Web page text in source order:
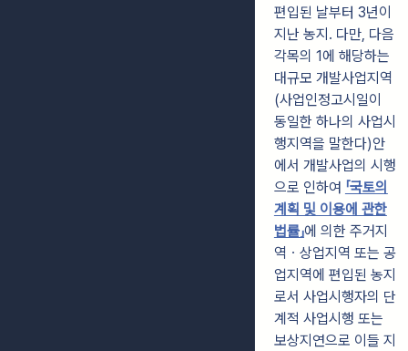
편입된 날부터 3년이
지난 농지. 다만, 다음
각목의 1에 해당하는
대규모 개발사업지역
(사업인정고시일이
동일한 하나의 사업시
행지역을 말한다)안
에서 개발사업의 시행
으로 인하여 「국토의
계획 및 이용에 관한
법률」에 의한 주거지
역ㆍ상업지역 또는 공
업지역에 편입된 농지
로서 사업시행자의 단
계적 사업시행 또는
보상지연으로 이들 지